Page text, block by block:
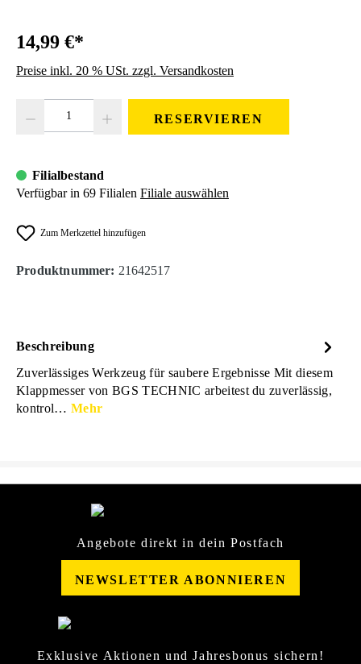
14,99 €*
Preise inkl. 20 % USt. zzgl. Versandkosten
RESERVIEREN
Filialbestand
Verfügbar in 69 Filialen Filiale auswählen
Zum Merkzettel hinzufügen
Produktnummer: 21642517
Beschreibung
Zuverlässiges Werkzeug für saubere Ergebnisse Mit diesem
Klappmesser von BGS TECHNIC arbeitest du zuverlässig,
kontrol… Mehr
Angebote direkt in dein Postfach
NEWSLETTER ABONNIEREN
Exklusive Aktionen und Jahresbonus sichern!